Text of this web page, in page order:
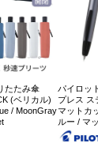
たたみ傘
(ベリカル)
/ MoonGray
パイロッ
プレス ス
マットカ
ルー / マ